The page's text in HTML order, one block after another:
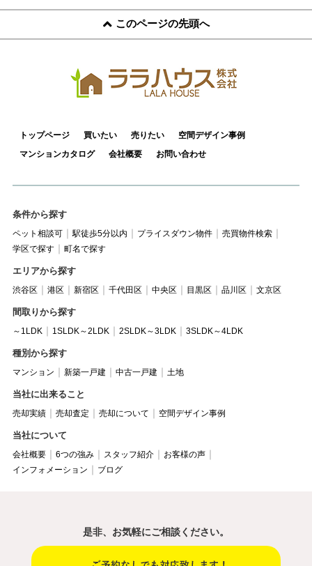
来店予約
このページの先頭へ
トップページ 買いたい 売りたい
空間デザイン事例
マンションカタログ
会社概要 お問い合わせ
条件から探す
ペット相談可 駅徒歩5分以内 プライスダウン物件
売買物件検索
学区で探す
町名で探す
エリアから探す
渋谷区 港区 新宿区 千代田区 中央区 目黒区 品川区 文京区
間取りから探す
～1LDK 1SLDK～2LDK 2SLDK～3LDK 3SLDK～4LDK
種別から探す
マンション 新築一戸建 中古一戸建 土地
当社に出来ること
売却実績 売却査定 売却について 空間デザイン事例
当社について
会社概要 6つの強み スタッフ紹介
お客様の声
インフォメーション
ブログ
是非、お気軽にご相談ください。